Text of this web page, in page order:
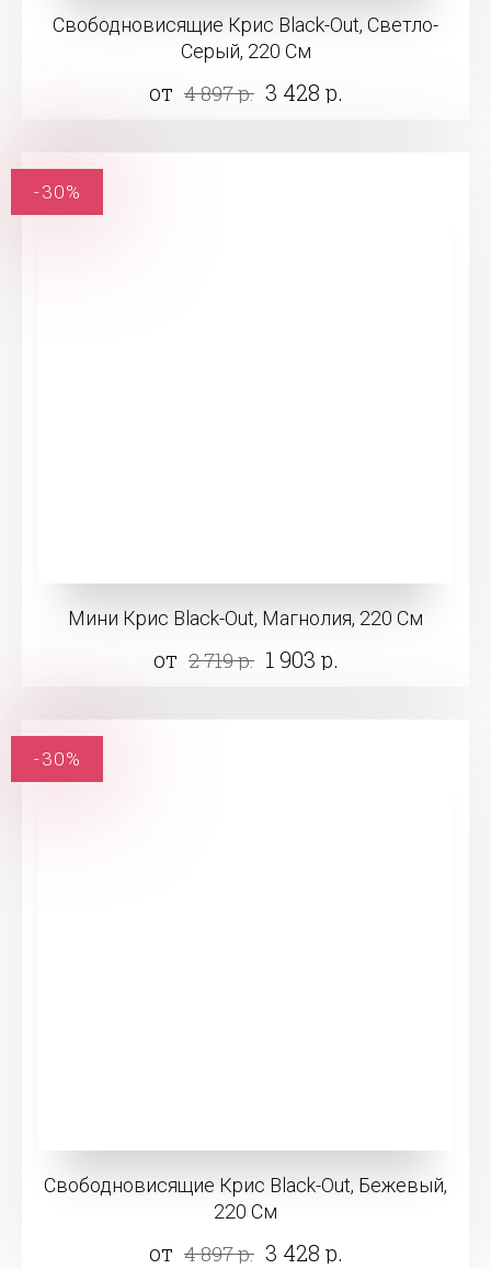
Свободновисящие Крис Black-Out, Светло-
Серый, 220 См
от 4 897 р. 3 428 р.
Мини Крис Black-Out, Магнолия, 220 См
от 2 719 р. 1 903 р.
-30%
Свободновисящие Крис Black-Out, Бежевый,
220 См
от 4 897 р. 3 428 р.
-30%